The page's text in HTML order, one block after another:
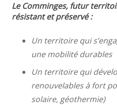
Le Comminges, futur
résistant et préservé :
Un territoire qui
une mobilité durables
Un territoire qui
renouvelables à fort
solaire, géothermie)